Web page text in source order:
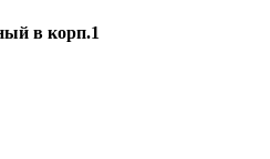
в корп.1